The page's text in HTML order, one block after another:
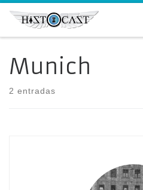
Saltar al contenido
Munich
2 entradas